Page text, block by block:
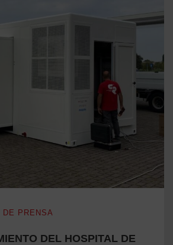
DE PRENSA
DEL HOSPITAL DE